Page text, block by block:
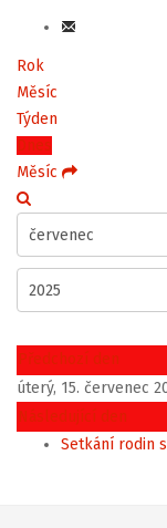
Rok
Měsíc
Týden
Dnes
Měsíc
Předchozí den
úterý, 15. červenec
Následující den
Setkání rodin